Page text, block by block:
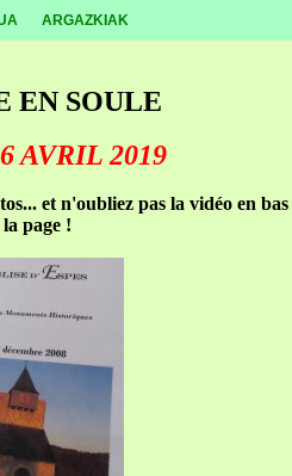
ARGAZKIAK
EN SOULE
AVRIL 2019
et n'oubliez pas la vidéo en bas
la page !